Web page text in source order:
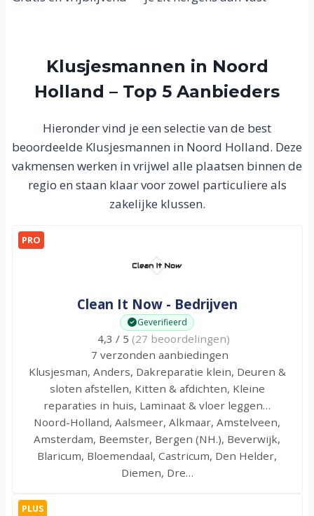
Klusjesmannen in Noord
Holland – Top 5 Aanbieders
Hieronder vind je een selectie van de best
beoordeelde Klusjesmannen in Noord Holland. Deze
vakmensen werken in vrijwel alle plaatsen binnen de
regio en staan klaar voor zowel particuliere als
zakelijke klussen.
PRO
Clean It Now - Bedrijven
Geverifieerd
4,3 / 5 (27 beoordelingen)
7 verzonden aanbiedingen
Klusjesman, Anders, Dakreparatie klein, Deuren &
sloten afstellen, Kitten & afdichten, Kleine
reparaties in huis, Laminaat & vloer leggen…
Noord-Holland, Aalsmeer, Alkmaar, Amstelveen,
Amsterdam, Beemster, Bergen (NH.), Beverwijk,
Blaricum, Bloemendaal, Castricum, Den Helder,
Diemen, Dre…
PLUS